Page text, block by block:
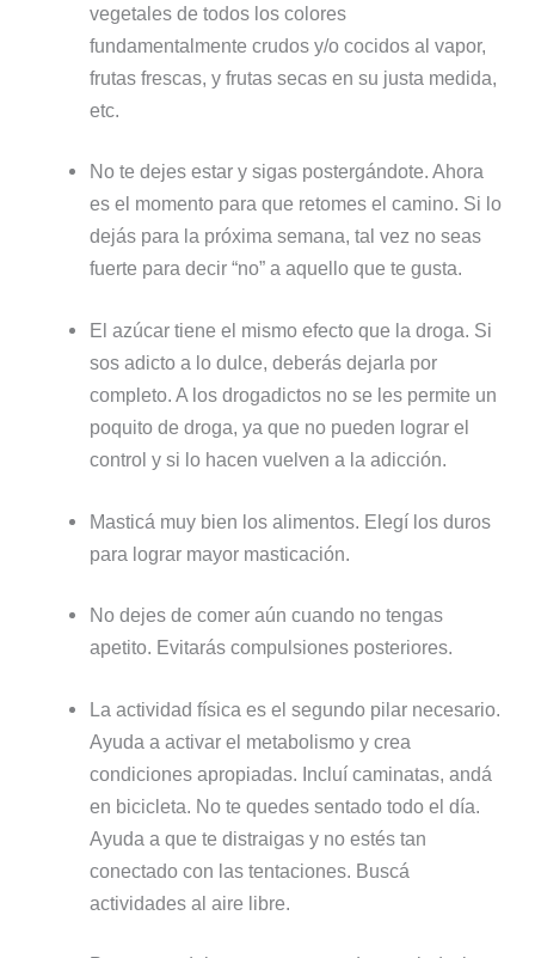
vegetales de todos los colores
fundamentalmente crudos y/o cocidos al vapor,
frutas frescas, y frutas secas en su justa medida,
etc.
No te dejes estar y sigas postergándote. Ahora
es el momento para que retomes el camino. Si lo
dejás para la próxima semana, tal vez no seas
fuerte para decir “no” a aquello que te gusta.
El azúcar tiene el mismo efecto que la droga. Si
sos adicto a lo dulce, deberás dejarla por
completo. A los drogadictos no se les permite un
poquito de droga, ya que no pueden lograr el
control y si lo hacen vuelven a la adicción.
Masticá muy bien los alimentos. Elegí los duros
para lograr mayor masticación.
No dejes de comer aún cuando no tengas
apetito. Evitarás compulsiones posteriores.
La actividad física es el segundo pilar necesario.
Ayuda a activar el metabolismo y crea
condiciones apropiadas. Incluí caminatas, andá
en bicicleta. No te quedes sentado todo el día.
Ayuda a que te distraigas y no estés tan
conectado con las tentaciones. Buscá
actividades al aire libre.